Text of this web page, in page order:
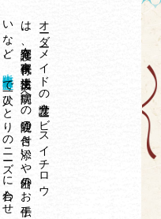
オ
ーダ
ーメ
イ
ド
の
介護サ
ービ
ス
イ
チ
ロ
ウ
は
、
在宅介護、
家事代行、
生活支援、
病院へ
の
通院の
付き
添い
や
外出の
お
手伝
い
な
ど
、
で
一人ひ
と
り
の
ニ
ーズ
に
合わ
せ
対応し
て
お
り
ま
す